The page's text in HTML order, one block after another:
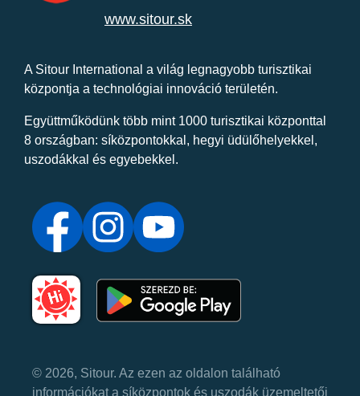
www.sitour.sk
A Sitour International a világ legnagyobb turisztikai
központja a technológiai innováció területén.
Együttműködünk több mint 1000 turisztikai központtal
8 országban: síközpontokkal, hegyi üdülőhelyekkel,
uszodákkal és egyebekkel.
© 2026, Sitour. Az ezen az oldalon található
információkat a síközpontok és uszodák üzemeltetői